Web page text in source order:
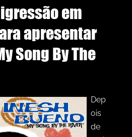
em
apresentar
Song By The
Dep
ois
de